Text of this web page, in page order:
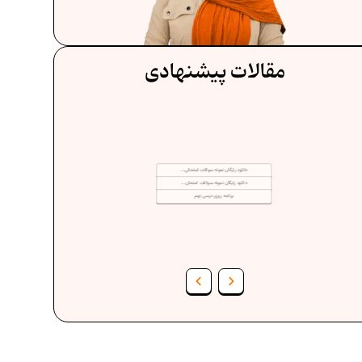
مقالات پیشنهادی
دانلود رایگان نمونه سوالات امتحان...
فرمول حجم اشکال هندسی در ریاضیات
برنامه‌ ریزی درسی هفتم